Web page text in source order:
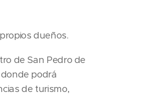
dueños.
de San Pedro de
podrá
de turismo,